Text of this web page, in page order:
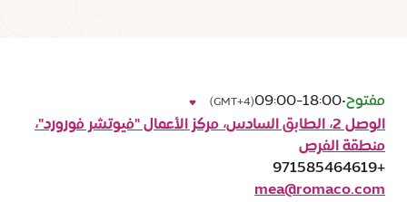
مفتوح•
09:00-18:00
(GMT+4)
الوصل 2، الطابق السادس، مركز الأعمال "فيوتشر فورورد"،
منطقة الفرص
+971585464619
mea@romaco.com